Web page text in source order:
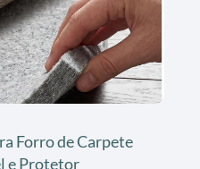
Forro de Carpete
e Protetor